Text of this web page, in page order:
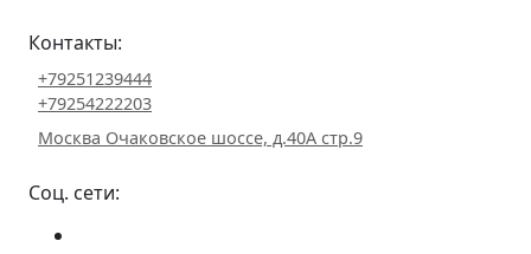
Контакты:
+79251239444
+79254222203
Москва Очаковское шоссе, д.40А стр.9
Соц. сети: